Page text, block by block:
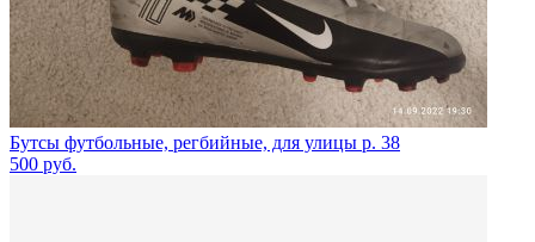
Бутсы футбольные, регбийные, для улицы р. 38
500 руб.